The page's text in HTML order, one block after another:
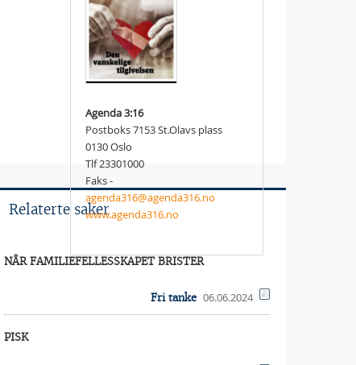
Agenda 3:16
Postboks 7153 St.Olavs plass
0130 Oslo
Tlf 23301000
Faks -
agenda316@agenda316.no
www.agenda316.no
Relaterte saker
NÅR FAMILIEFELLESSKAPET BRISTER
Fri tanke 06.06.2024
PISK